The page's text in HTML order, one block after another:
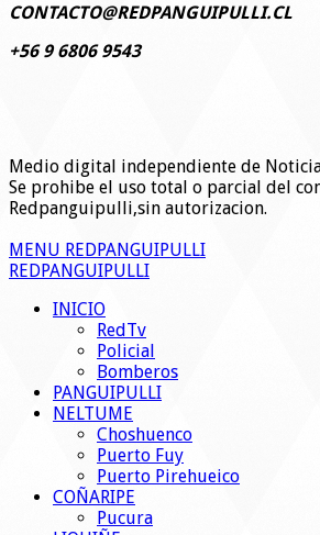
CONTACTO@REDPANGUIPULLI.CL
+56 9 6806 9543
Medio digital independiente de
Se prohibe el uso total o parcial del
Redpanguipulli,sin autorizacion.
MENU REDPANGUIPULLI
REDPANGUIPULLI
INICIO
RedTv
Policial
Bomberos
PANGUIPULLI
NELTUME
Choshuenco
Puerto Fuy
Puerto Pirehueico
COÑARIPE
Pucura